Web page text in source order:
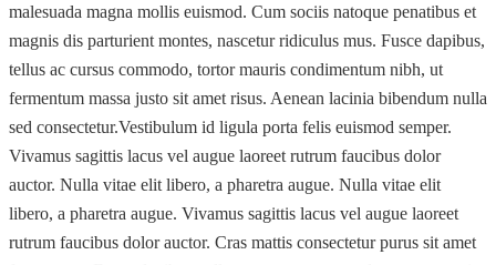
malesuada magna mollis euismod. Cum sociis natoque penatibus et
magnis dis parturient montes, nascetur ridiculus mus. Fusce dapibus,
tellus ac cursus commodo, tortor mauris condimentum nibh, ut
fermentum massa justo sit amet risus. Aenean lacinia bibendum nulla
sed consectetur.Vestibulum id ligula porta felis euismod semper.
Vivamus sagittis lacus vel augue laoreet rutrum faucibus dolor
auctor. Nulla vitae elit libero, a pharetra augue. Nulla vitae elit
libero, a pharetra augue. Vivamus sagittis lacus vel augue laoreet
rutrum faucibus dolor auctor. Cras mattis consectetur purus sit amet